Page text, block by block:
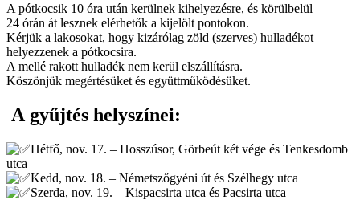
A pótkocsik 10 óra után kerülnek kihelyezésre, és körülbelül
24 órán át lesznek elérhetők a kijelölt pontokon.
Kérjük a lakosokat, hogy kizárólag zöld (szerves) hulladékot
helyezzenek a pótkocsira.
A mellé rakott hulladék nem kerül elszállításra.
Köszönjük megértésüket és együttműködésüket.
A gyűjtés helyszínei:
Hétfő, nov. 17. – Hosszúsor, Görbeút két vége és Tenkesdomb
utca
Kedd, nov. 18. – Németszőgyéni út és Szélhegy utca
Szerda, nov. 19. – Kispacsirta utca és Pacsirta utca